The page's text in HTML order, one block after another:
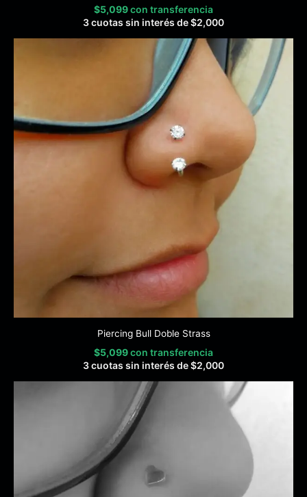
$5,099con transferencia
3 cuotas sin interés de$2,000
Piercing Bull Doble Strass
$5,099con transferencia
3 cuotas sin interés de$2,000